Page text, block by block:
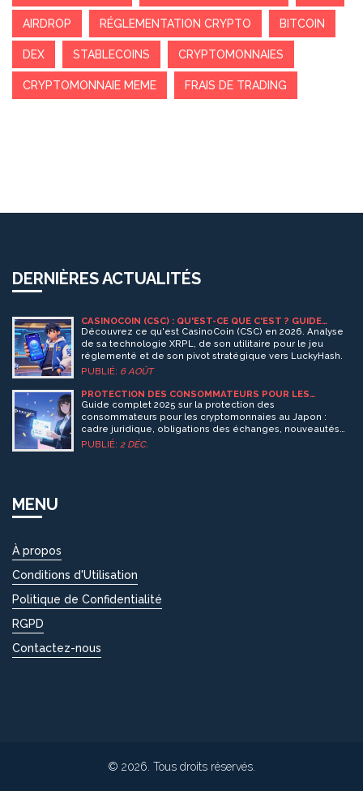
AIRDROP RÉGLEMENTATION CRYPTO BITCOIN
DEX STABLECOINS CRYPTOMONNAIES
CRYPTOMONNAIE MEME FRAIS DE TRADING
DERNIÈRES ACTUALITÉS
CASINOCOIN (CSC) : QU'EST-CE QUE C'EST ? GUIDE
COMPLET, TOKENOMICS ET AVENIR EN 2026
Découvrez ce qu'est CasinoCoin (CSC) en 2026. Analyse
de sa technologie XRPL, de son utilitaire pour le jeu
réglementé et de son pivot stratégique vers LuckyHash.
PUBLIÉ: 6 AOÛT
PROTECTION DES CONSOMMATEURS POUR LES
CRYPTOMONNAIES AU JAPON : GUIDE COMPLET 2025
Guide complet 2025 sur la protection des
consommateurs pour les cryptomonnaies au Japon :
cadre juridique, obligations des échanges, nouveautés
du PSA, checklist pratique et perspectives futures.
PUBLIÉ: 2 DÉC.
MENU
À propos
Conditions d'Utilisation
Politique de Confidentialité
RGPD
Contactez-nous
© 2026. Tous droits réservés.